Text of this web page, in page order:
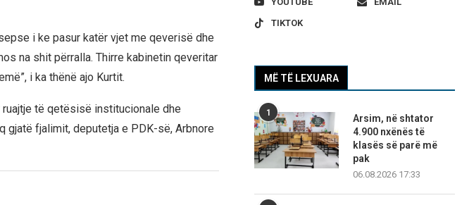
i ke pasur katër vjet me qeverisë dhe
na shit përralla. Thirre kabinetin qeveritar
i ka thënë ajo Kurtit.
të qetësisë institucionale dhe
fjalimit, deputetja e PDK-së, Arbnore
TIKTOK
MË TË LEXUARA
1
Arsim, në shtator
4.900 nxënës të
klasës së parë më
pak
06.08.2026 17:33